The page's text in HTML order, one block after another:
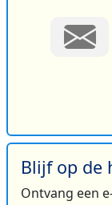
Blijf op de
Ontvang een